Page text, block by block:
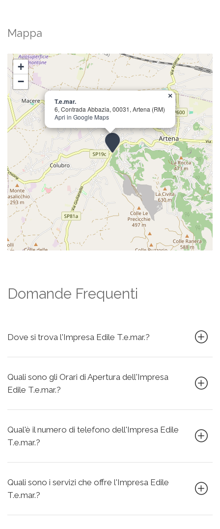
Mappa
T.e.mar.
6, Contrada Abbazia, 00031, Artena (RM)
Apri in Google Maps
×
+
−
Domande Frequenti
Dove si trova l'Impresa Edile T.e.mar.?
Quali sono gli Orari di Apertura dell'Impresa
Edile T.e.mar.?
Qual'è il numero di telefono dell'Impresa Edile
T.e.mar.?
Quali sono i servizi che offre l'Impresa Edile
T.e.mar.?